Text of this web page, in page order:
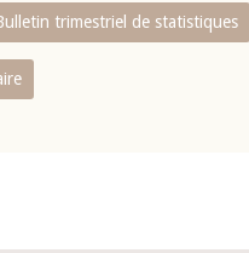
trimestriel de statistiques